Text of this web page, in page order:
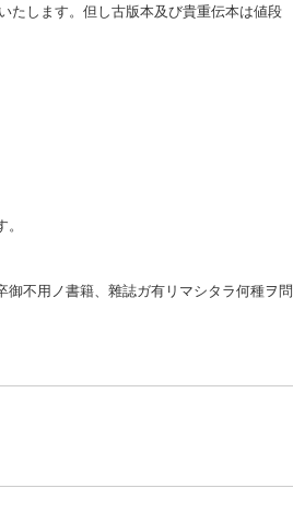
します。但し古版本及び貴重伝本は値段
不用ノ書籍、雜誌ガ有リマシタラ何種ヲ問